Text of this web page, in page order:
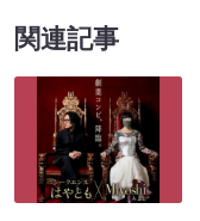
関連記事